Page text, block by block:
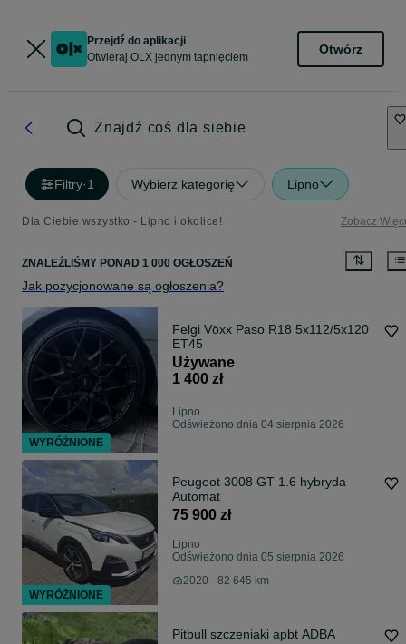
Przejdź do aplikacji
Otwieraj OLX jednym tapnięciem
Otwórz
Znajdź coś dla siebie
Filtry·1 Wybierz kategorię Lipno
Dla Ciebie wszystko - Lipno i okolice! Zobacz
ZNALEŹLIŚMY PONAD 1 000 OGŁOSZEŃ
Jak pozycjonowane są ogłoszenia?
Felgi Vöxx Paso R18 5x112/5x120
ET45
Używane
1 400 zł
Lipno
Odświeżono dnia 04 sierpnia 2026
Peugeot 3008 GT 1.6 hybryda
Automat
75 900 zł
Lipno
Odświeżono dnia 05 sierpnia 2026
2020 - 82 645 km
Pitbull szczeniaki apbt ADBA
WYRÓŻNIONE
WYRÓŻNIONE